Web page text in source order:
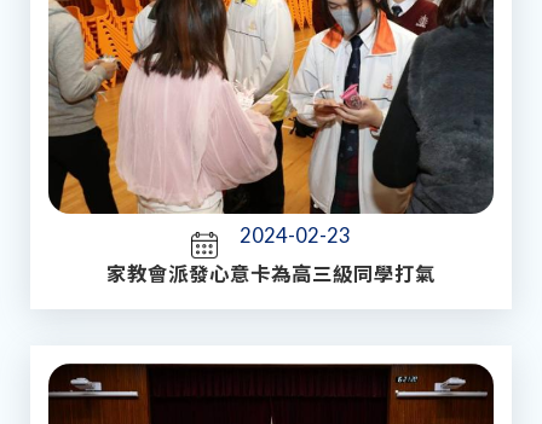
2024-02-23
家教會派發心意卡為高三級同學打氣